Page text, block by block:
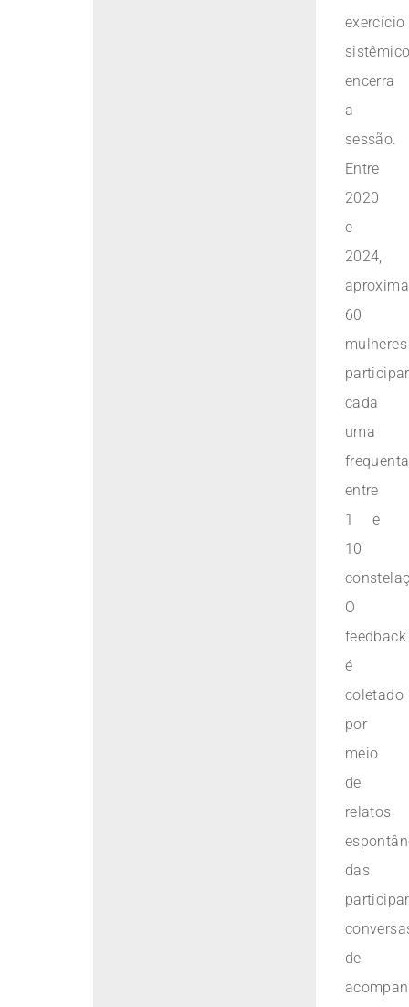
exercício
encerra
a
sessão.
Entre
2020
e
2024,
60
mulheres
cada
uma
entre
1 e
10
O
feedback
é
coletado
por
meio
de
relatos
das
de